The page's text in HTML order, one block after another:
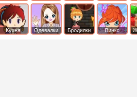
Кухня
Одевалки Бродилки Винкс